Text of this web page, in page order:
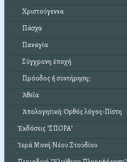
Χριστούγεννα
Πάσχα
Παναγία
Σύγχρονη ἐποχή
Πρόοδος ἤ συντήρηση;
Ἀθεΐα
Ἀπολογητική: Ὀρθός λόγος-Πίστη
Ἐκδόσεις "ΣΠΟΡΑ"
Ἱερά Μονή Νέου Στουδίου